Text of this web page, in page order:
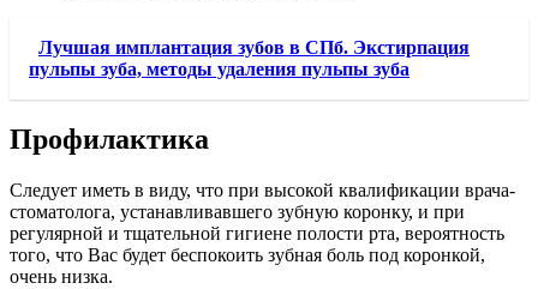
Лучшая имплантация зубов в СПб. Экстирпация
пульпы зуба, методы удаления пульпы зуба
Профилактика
Следует иметь в виду, что при высокой квалификации врача-
стоматолога, устанавливавшего зубную коронку, и при
регулярной и тщательной гигиене полости рта, вероятность
того, что Вас будет беспокоить зубная боль под коронкой,
очень низка.